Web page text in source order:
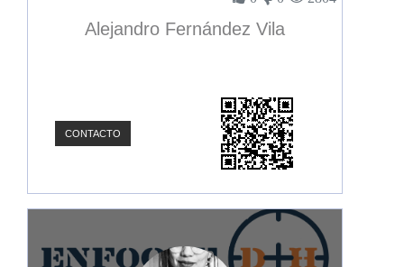
Alejandro Fernández Vila
CONTACTO